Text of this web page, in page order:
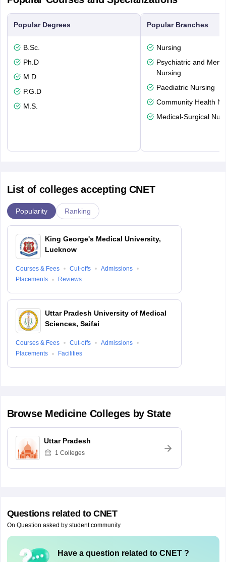
Popular Degrees
B.Sc.
Ph.D
M.D.
P.G.D
M.S.
Popular Branches
Nursing
Psychiatric and
Nursing
Paediatric Nursing
Community Health
Medical-Surgical
List of colleges accepting CNET
Popularity Ranking
King George's Medical University,
Lucknow
Courses & Fees Cut-offs
Admissions
Placements
Reviews
Uttar Pradesh University of Medical
Sciences, Saifai
Courses & Fees Cut-offs
Admissions
Placements
Facilities
Browse Medicine Colleges by State
Uttar Pradesh
1 Colleges
Questions related to CNET
On Question asked by student community
Have a question related to CNET?